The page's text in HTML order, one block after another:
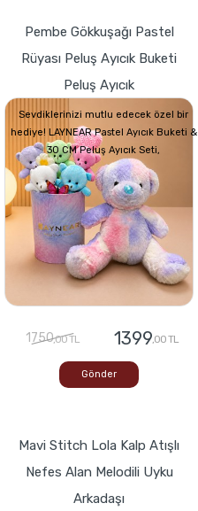
Pembe Gökkuşağı Pastel
Rüyası Peluş Ayıcık Buketi
Peluş Ayıcık
Sevdiklerinizi mutlu edecek özel bir
hediye! LAYNEAR Pastel Ayıcık Buketi &
30 CM Peluş Ayıcık Seti,
1750,00 TL 1399,00 TL
Gönder
Mavi Stitch Lola Kalp Atışlı
Nefes Alan Melodili Uyku
Arkadaşı